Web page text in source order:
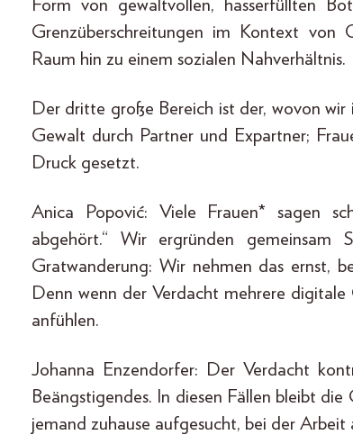
Form von gewaltvollen, hasserfüllten
Grenzüberschreitungen im Kontext von
Raum hin zu einem sozialen Nahverhältnis.
Der dritte große Bereich ist der, wovon
Gewalt durch Partner und Expartner;
Druck gesetzt.
Anica Popović: Viele Frauen* sagen
abgehört.“ Wir ergründen
Gratwanderung: Wir nehmen das ernst,
Denn wenn der Verdacht mehrere
anfühlen.
Johanna Enzendorfer: Der Verdacht
Beängstigendes. In diesen Fällen bleibt
jemand zuhause aufgesucht, bei der